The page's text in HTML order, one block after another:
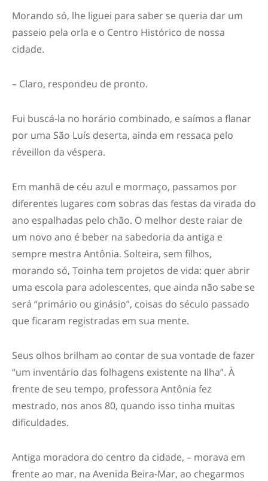
Morando só, lhe liguei para saber se queria dar um
passeio pela orla e o Centro Histórico de nossa
cidade.
– Claro, respondeu de pronto.
Fui buscá-la no horário combinado, e saímos a flanar
por uma São Luís deserta, ainda em ressaca pelo
réveillon da véspera.
Em manhã de céu azul e mormaço, passamos por
diferentes lugares com sobras das festas da virada do
ano espalhadas pelo chão. O melhor deste raiar de
um novo ano é beber na sabedoria da antiga e
sempre mestra Antônia. Solteira, sem filhos,
morando só, Toinha tem projetos de vida: quer abrir
uma escola para adolescentes, que ainda não sabe se
será “primário ou ginásio”, coisas do século passado
que ficaram registradas em sua mente.
Seus olhos brilham ao contar de sua vontade de fazer
“um inventário das folhagens existente na Ilha”. À
frente de seu tempo, professora Antônia fez
mestrado, nos anos 80, quando isso tinha muitas
dificuldades.
Antiga moradora do centro da cidade, – morava em
frente ao mar, na Avenida Beira-Mar, ao chegarmos